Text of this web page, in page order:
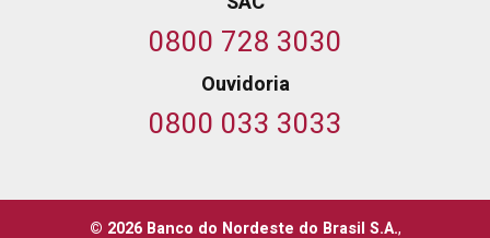
0800 728 3030
Ouvidoria
0800 033 3033
© 2026 Banco do Nordeste do Brasil S.A.,